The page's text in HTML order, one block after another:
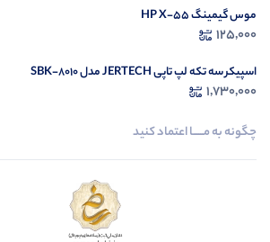
موس گیمینگ HP X-55
125,000
اسپیکر سه تکه لپ تاپی JERTECH مدل SBK-8010
1,730,000
چگونه به مــــــا اعتماد کنید